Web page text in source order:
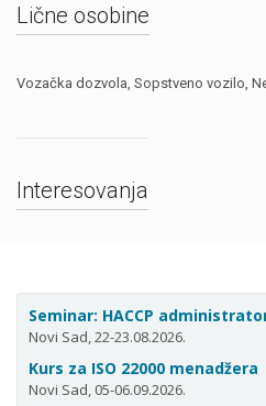
Lične osobine
Vozačka dozvola, Sopstveno vozilo,
Interesovanja
Seminar: HACCP
Novi Sad, 22-23.08.2026.
Kurs za ISO 22000 menadžera
Novi Sad, 05-06.09.2026.